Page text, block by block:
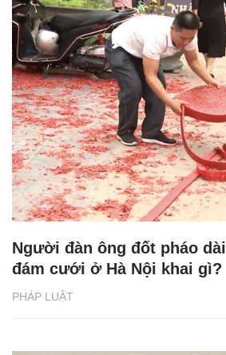
PHÁP LUẬT
Người đàn ông đốt pháo
đám cưới ở Hà Nội khai gì?